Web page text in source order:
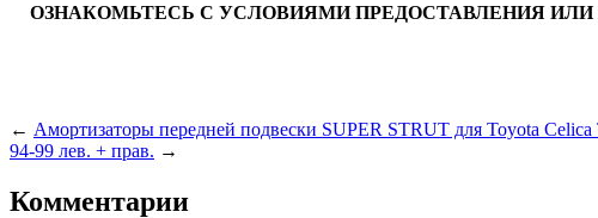
ОЗНАКОМЬТЕСЬ С УСЛОВИЯМИ ПРЕДОСТАВЛЕНИЯ
← Амортизаторы передней подвески SUPER STRUT для Toyota
94-99 лев. + прав. →
Комментарии